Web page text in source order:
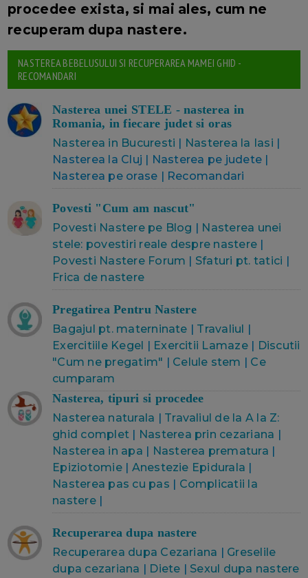
procedee exista, si mai ales, cum ne
recuperam dupa nastere.
NASTEREA BEBELUSULUI SI RECUPERAREA MAMEI GHID -
RECOMANDARI
Nasterea unei STELE - nasterea in
Romania, in fiecare judet si oras
Nasterea in Bucuresti Nasterea la Iasi
Nasterea la Cluj | Nasterea pe judete |
Nasterea pe orase | Recomandari
Povesti "Cum am nascut"
Povesti Nastere pe Blog
Nasterea unei
stele: povestiri reale despre nastere
Povesti Nastere Forum
Sfaturi pt. tatici
Frica de nastere
Pregatirea Pentru Nastere
Bagajul pt. materninate Travaliul
Exercitiile Kegel
Exercitii Lamaze|
Discutii
"Cum ne pregatim"
Celule stem
Ce
cumparam
Nasterea, tipuri si procedee
Nasterea naturala
Travaliul de la A la Z:
ghid complet
Nasterea prin cezariana
Nasterea in apa
Nasterea prematura
Epiziotomie| Anestezie Epidurala
Nasterea pas cu pas
Complicatii la
nastere|
Recuperarea dupa nastere
Recuperarea dupa Cezariana
Greselile
dupa cezariana
Diete
Sexul dupa nastere